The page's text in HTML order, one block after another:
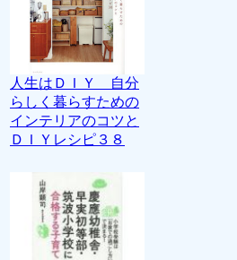
人生はＤＩＹ 自分
らしく暮らすための
インテリアのコツと
ＤＩＹレシピ３８